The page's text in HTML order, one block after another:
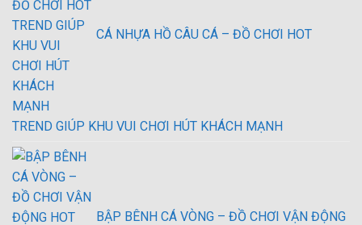
CÁ NHỰA HỒ CÂU CÁ – ĐỒ CHƠI HOT
TREND GIÚP KHU VUI CHƠI HÚT KHÁCH MẠNH
BẬP BÊNH CÁ VÒNG – ĐỒ CHƠI VẬN ĐỘNG